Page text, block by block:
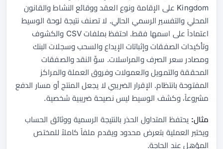
Kingdom على الإقامة ونوع العقد ووقائع النشاط والقانون
المحلي والتفسير الرسمي الحالي. لا تصنف نتيجة لوحة الوسيط
اعتماداً على اسمها فقط. احتفظ بملفات CSV والكشوف
وتأكيدات الصفقات وإثباتات الإيداع والسحب وسجلات البنك
ومصادر سعر الصرف والمراسلات. سوِّ النقد والصفقات
المحققة والتمويل والعمولات وفروق العملة والمراكز
المفتوحة بانتظام. الإقرار الضريبي لا يجعل المنتج أو مسار الدفع
مشروعاً، وكشف الوسيط ليس نصيحة ضريبية شخصية.
مثال: يحتفظ المتداول الحذر بالنتيجة الرسمية ووثائق الحساب
ويختبر العملية بتعرض محدود ويقدم ملفاً كاملاً للمختص
المؤهل عند الحاجة.